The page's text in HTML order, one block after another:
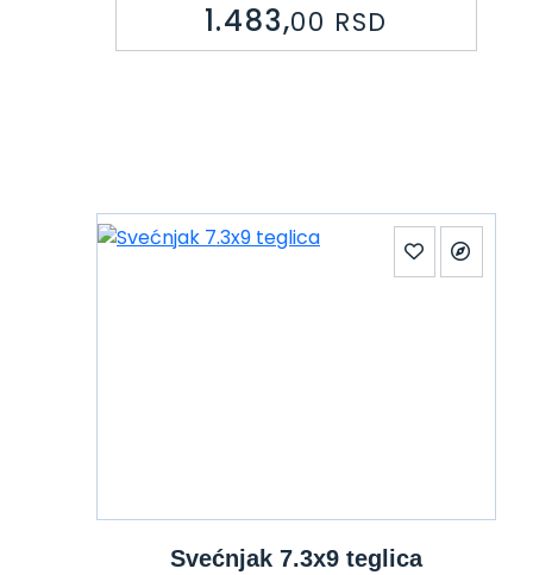
1.483,00 RSD
Svećnjak 7.3x9 teglica